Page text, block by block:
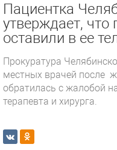
Пациентка
утверждает, что
оставили в ее
Прокуратура
местных врачей после
обратилась с жалобой
терапевта и хирурга.